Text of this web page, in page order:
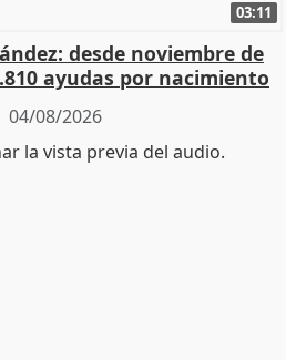
03:11
desde noviembre de
ayudas por nacimiento
04/08/2026